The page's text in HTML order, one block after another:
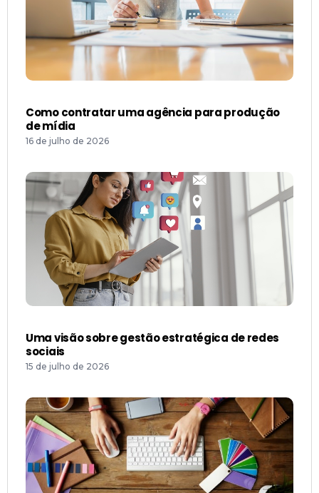
Como contratar uma agência para produção
de mídia
16 de julho de 2026
Uma visão sobre gestão estratégica de redes
sociais
15 de julho de 2026